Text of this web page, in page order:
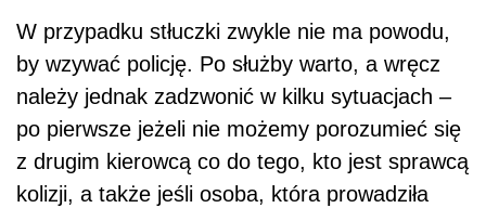
W przypadku stłuczki zwykle nie ma powodu,
by wzywać policję. Po służby warto, a wręcz
należy jednak zadzwonić w kilku sytuacjach –
po pierwsze jeżeli nie możemy porozumieć się
z drugim kierowcą co do tego, kto jest sprawcą
kolizji, a także jeśli osoba, która prowadziła